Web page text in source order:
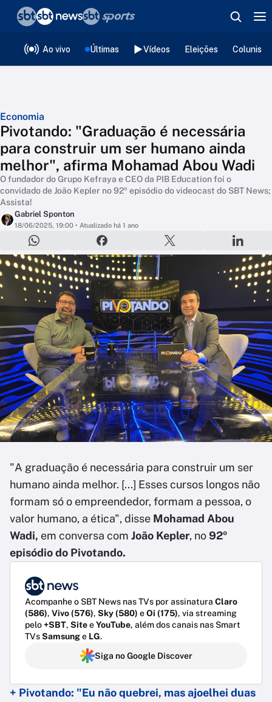
Ao vivo Últimas Vídeos Eleições
Economia
Pivotando: "Graduação é necessária
para construir um ser humano ainda
melhor", afirma Mohamad Abou Wadi
O fundador do Grupo Kefraya e CEO da PIB Education foi o
convidado de João Kepler no 92º episódio do videocast do SBT News;
Assista!
Gabriel Sponton
18/06/2025, 19:00 • Atualizado há 1 ano
"A graduação é necessária para construir um ser
humano ainda melhor. [...] Esses cursos longos não
formam só o empreendedor, formam a pessoa, o
valor humano, a ética", disse Mohamad Abou
Wadi, em conversa com João Kepler, no92º
episódio do Pivotando.
Acompanhe o SBT News nas TVs por assinatura Claro
(586), Vivo (576), Sky (580) eOi (175), via streaming
pelo+SBT, SiteeYouTube, além dos canais nas Smart
TVsSamsunge LG.
Siga no Google Discover
+ Pivotando: "Eu não quebrei, mas ajoelhei duas
❮voltar
Editorias